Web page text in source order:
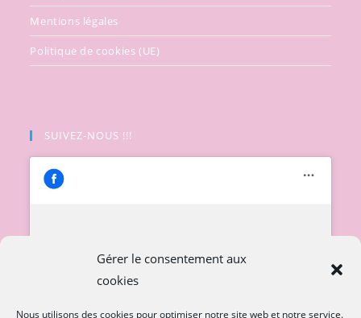
Gérer le consentement aux
cookies
Nous utilisons des cookies pour optimiser notre site web et notre service.
Mentions légales
Politique de cookies (UE)
SUIVEZ-NOUS !!!
Cliquez pour accepter les cookies
marketing et activer ce contenu